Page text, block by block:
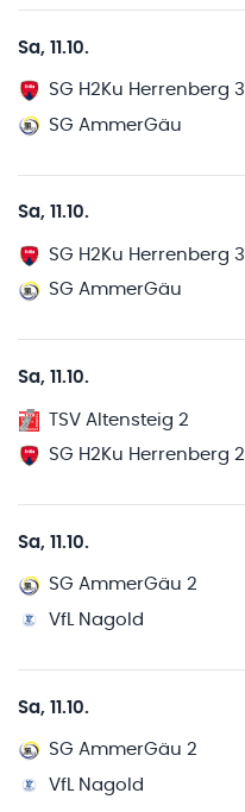
Sa, 11.10.
SG H2Ku Herrenberg 3
SG AmmerGäu
Sa, 11.10.
SG H2Ku Herrenberg 3
SG AmmerGäu
Sa, 11.10.
TSV Altensteig 2
SG H2Ku Herrenberg 2
Sa, 11.10.
SG AmmerGäu 2
VfL Nagold
Sa, 11.10.
SG AmmerGäu 2
VfL Nagold